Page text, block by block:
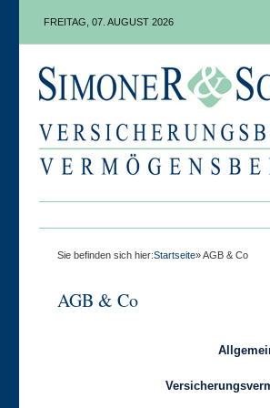
FREITAG, 07. AUGUST 2026
Sie befinden sich hier:Startseite» AGB & Co
AGB & Co